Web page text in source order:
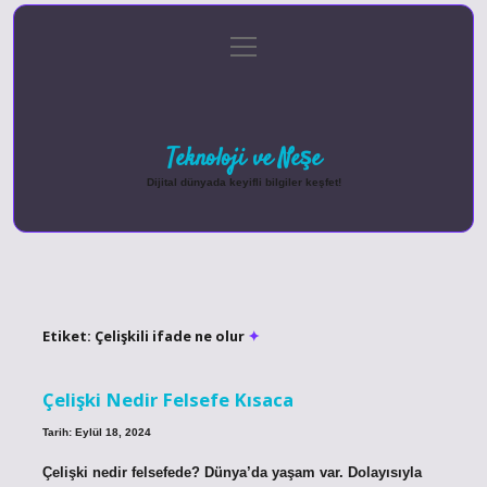
Gizlilik Politikası
menüyü
aç
Teknoloji ve Neşe
Dijital dünyada keyifli bilgiler keşfet!
Etiket: Çelişkili ifade ne olur
Çelişki Nedir Felsefe Kısaca
Tarih: Eylül 18, 2024
Çelişki nedir felsefede? Dünya’da yaşam var. Dolayısıyla